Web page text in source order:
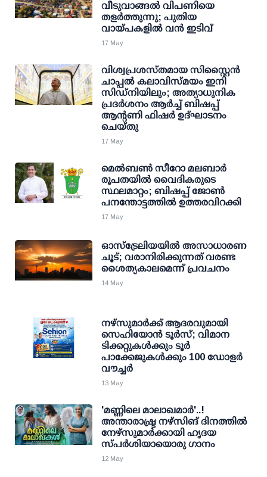
വീടുവാങ്ങൽ വിപണിയെ
തളർത്തുന്നു; പുതിയ
വായ്പകളിൽ വൻ ഇടിവ്
17 May
വിശ്വപ്രശസ്തമായ സിസ്റ്റൈൻ
ചാപ്പൽ കലാവിസ്മയം ഇനി
സിഡ്നിയിലും; അത്യാധുനിക
പ്രദർശനം ആർച്ച് ബിഷപ്പ്
ആന്റണി ഫിഷർ ഉദ്ഘാടനം
ചെയ്തു
17 May
മെൽബൺ സീറോ മലബാർ
രൂപതയിൽ വൈദികരുടെ
സ്ഥലമാറ്റം; ബിഷപ്പ് ജോൺ
പനന്തോട്ടത്തിൽ ഉത്തരവിറക്കി
17 May
ഓസ്‌ട്രേലിയയിൽ അസാധാരണ
ചൂട്; വരാനിരിക്കുന്നത് വരണ്ട
ശൈത്യകാലമെന്ന് പ്രവചനം
14 May
നഴ്സുമാർക്ക് ആദരവുമായി
സെഹിയോൻ ടൂർസ്; വിമാന
ടിക്കറ്റുകൾക്കും ടൂർ
പാക്കേജുകൾക്കും 100 ഡോളർ
വൗച്ചർ
13 May
'മണ്ണിലെ മാലാഖമാര്‍'..!
അന്താരാഷ്ട്ര നഴ്‌സിങ് ദിനത്തില്‍
നേഴ്‌സുമാര്‍ക്കായി ഹൃദയ
സ്പര്‍ശിയായൊരു ഗാനം
12 May